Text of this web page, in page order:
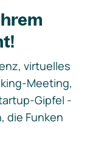
virtuelles
Meeting,
Gipfel -
die Funken